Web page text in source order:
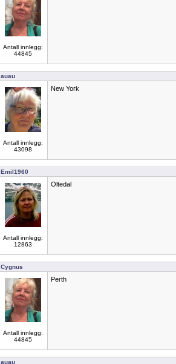
Antall innlegg:
44845
auau
Antall innlegg:
43098
New York
Emil1960
Antall innlegg:
12863
Oltedal
Cygnus
Antall innlegg:
44845
Perth
auau